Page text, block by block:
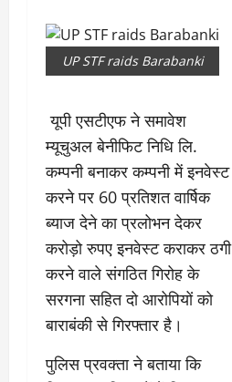
UP STF raids Barabanki
यूपी एसटीएफ ने समावेश
म्यूचुअल बेनीफिट निधि लि.
कम्पनी बनाकर कम्पनी में इनवेस्ट
करने पर 60 प्रतिशत वार्षिक
ब्याज देने का प्रलोभन देकर
करोड़ो रुपए इनवेस्ट कराकर ठगी
करने वाले संगठित गिरोह के
सरगना सहित दो आरोपियों को
बाराबंकी से गिरफ्तार है।
पुलिस प्रवक्ता ने बताया कि